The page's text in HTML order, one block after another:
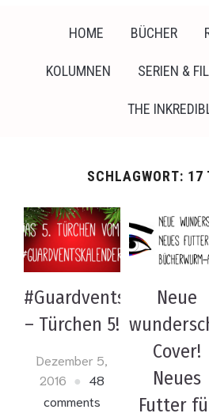
HOME BÜCHER
KOLUMNEN SERIEN &
THE
SCHLAGWORT: 17
#Guardventskalender
– Türchen 5!
Dezember 5,
2016
48
comments
Neue
Cover!
Neues
Futter